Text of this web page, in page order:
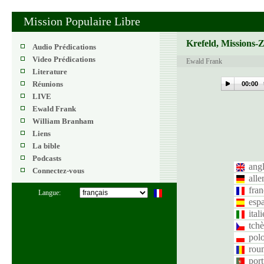
Mission Populaire Libre
Audio Prédications
Video Prédications
Literature
Réunions
LIVE
Ewald Frank
William Branham
Liens
La bible
Podcasts
Connectez-vous
Langue:
Krefeld, Missions-
Ewald Frank
00:00